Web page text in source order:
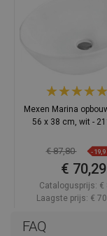
FAQ
Mexen Marina
56 x 38 cm, wit -
€ 87,80 -
€ 70,29
Catalogusprijs: €
Laagste prijs: €